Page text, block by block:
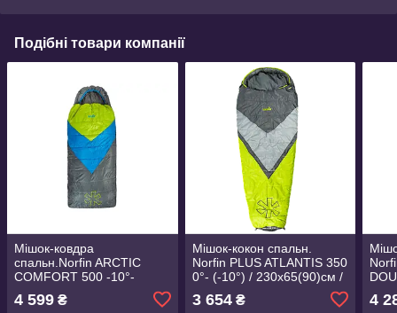
Подібні товари компанії
Мішок-ковдра
спальн.Norfin ARCTIC
COMFORT 500 -10°-
(-20°) / 220х80см / NFL R
(NFL-30235)
4 599 ₴
Мішок-кокон спальн.
Norfin PLUS ATLANTIS 350
0°- (-10°) / 230х65(90)см /
3 654₴ 4